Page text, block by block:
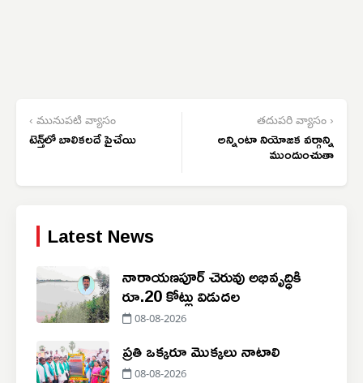
‹ మునుపటి వ్యాసం
టెన్త్‌లో బాలికలదే పైచేయి
తదుపరి వ్యాసం ›
అన్నింటా నియోజక వర్గాన్ని
ముందుంచుతా
Latest News
నారాయణపూర్ చెరువు అభివృద్ధికి
రూ.20 కోట్లు విడుదల
08-08-2026
ప్రతి ఒక్కరూ మొక్కలు నాటాలి
08-08-2026